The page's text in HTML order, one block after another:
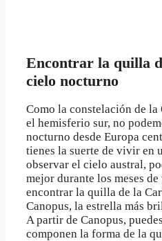
Encontrar la quilla
cielo nocturno
Como la constelación de
el hemisferio sur, no
nocturno desde Europa
tienes la suerte de vivir en
observar el cielo austral,
mejor durante los meses
encontrar la quilla de la
Canopus, la estrella más
A partir de Canopus,
componen la forma de la